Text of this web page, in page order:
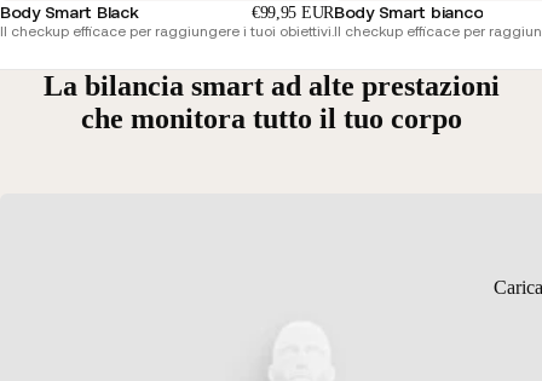
Body Smart Black €99,95 EUR
Il checkup efficace per raggiungere i tuoi obiettivi.
Body Smart bianco
Il checkup efficace per
La bilancia smart ad alte prestazioni
che monitora tutto il tuo corpo